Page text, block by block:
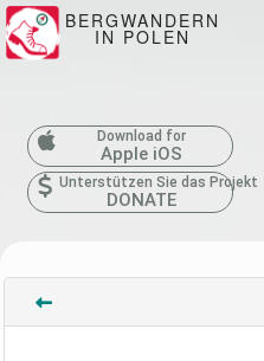
BERGWANDERN
IN POLEN
Download for
Apple iOS
Unterstützen Sie das Projekt
DONATE